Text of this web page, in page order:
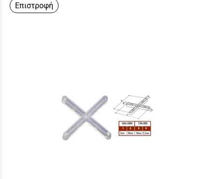
Επιστροφή